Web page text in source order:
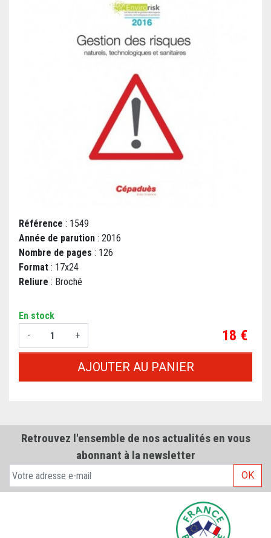
Référence : 1549
Année de parution : 2016
Nombre de pages : 126
Format : 17x24
Reliure : Broché
En stock
-
+ Prix
18 €
AJOUTER AU PANIER
Retrouvez l'ensemble de nos actualités en vous
abonnant à la newsletter
OK